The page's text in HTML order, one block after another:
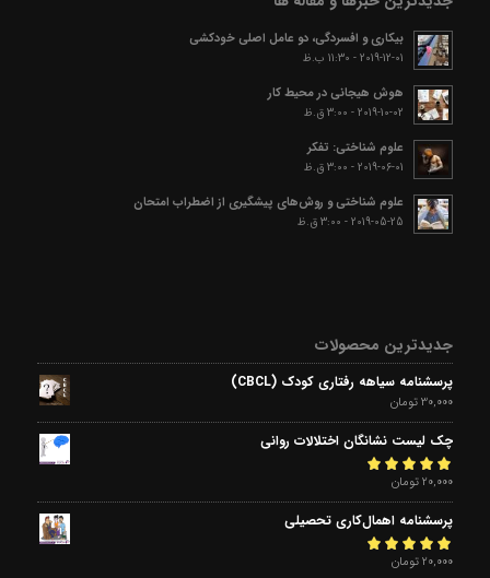
بیکاری و افسردگی، دو عامل اصلی خودکشی
2019-12-01 - 11:30 ب.ظ
هوش هیجانی در محیط کار
2019-10-02 - 3:00 ق.ظ
علوم شناختی: تفکر
2019-06-01 - 3:00 ق.ظ
علوم شناختی و روش‌های پیشگیری از اضطراب امتحان
2019-05-25 - 3:00 ق.ظ
جدیدترین محصولات
پرسشنامه سیاهه رفتاری کودک (CBCL)
30,000 تومان
چک لیست نشانگان اختلالات روانی
امتیاز5.00از 5 20,000 تومان
پرسشنامه اهمال‌کاری تحصیلی
امتیاز5.00از 5 20,000 تومان